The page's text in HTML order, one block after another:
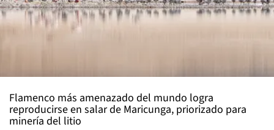
Flamenco más amenazado del mundo logra
reproducirse en salar de Maricunga, priorizado para
minería del litio